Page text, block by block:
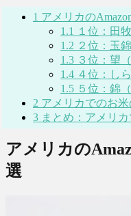
1 アメリカの
1.1
１位：田
1.2 ２位：玉
1.3 ３位：望
1.4 ４位：し
1.5 ５位：錦
2 アメリカでのお
3 まとめ：アメリ
アメリカの
選